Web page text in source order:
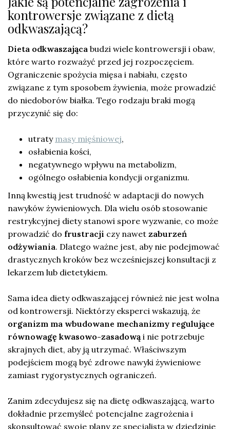
kontrowersje związane z dietą
odkwaszającą?
Dieta odkwaszająca budzi wiele kontrowersji i obaw,
które warto rozważyć przed jej rozpoczęciem.
Ograniczenie spożycia mięsa i nabiału, często
związane z tym sposobem żywienia, może prowadzić
do niedoborów białka. Tego rodzaju braki mogą
przyczynić się do:
utraty masy mięśniowej,
osłabienia kości,
negatywnego wpływu na metabolizm,
ogólnego osłabienia kondycji organizmu.
Inną kwestią jest trudność w adaptacji do nowych
nawyków żywieniowych. Dla wielu osób stosowanie
restrykcyjnej diety stanowi spore wyzwanie, co może
prowadzić do frustracji czy nawet zaburzeń
odżywiania. Dlatego ważne jest, aby nie podejmować
drastycznych kroków bez wcześniejszej konsultacji z
lekarzem lub dietetykiem.
Sama idea diety odkwaszającej również nie jest wolna
od kontrowersji. Niektórzy eksperci wskazują, że
organizm ma wbudowane mechanizmy regulujące
równowagę kwasowo-zasadową i nie potrzebuje
skrajnych diet, aby ją utrzymać. Właściwszym
podejściem mogą być zdrowe nawyki żywieniowe
zamiast rygorystycznych ograniczeń.
Zanim zdecydujesz się na dietę odkwaszającą, warto
dokładnie przemyśleć potencjalne zagrożenia i
skonsultować swoje plany ze specjalistą w dziedzinie